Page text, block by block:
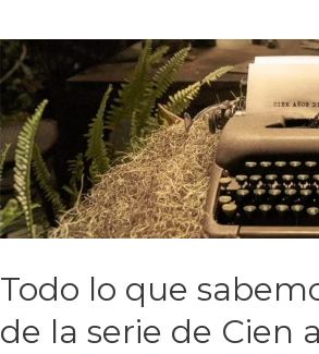
Todo lo que
de la serie de Cien